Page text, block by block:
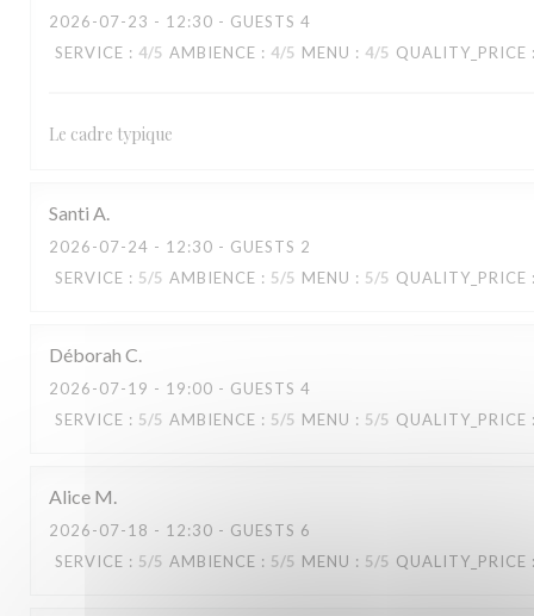
2026-07-23 - 12:30 - GUESTS 4
SERVICE : 4/5 AMBIENCE : 4/5 MENU : 4/5 QUALITY_PRICE
Le cadre typique
Santi A
2026-07-24 - 12:30 - GUESTS 2
SERVICE : 5/5 AMBIENCE : 5/5 MENU : 5/5 QUALITY_PRICE
Déborah C
2026-07-19 - 19:00 - GUESTS 4
SERVICE : 5/5 AMBIENCE : 5/5 MENU : 5/5 QUALITY_PRICE
Alice M
2026-07-18 - 12:30 - GUESTS 6
SERVICE : 5/5 AMBIENCE : 5/5 MENU : 5/5 QUALITY_PRICE